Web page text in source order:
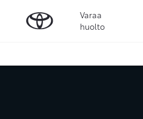
Varaa
huolto